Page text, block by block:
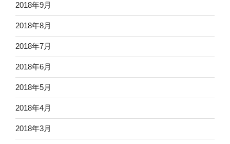
2018年9月
2018年8月
2018年7月
2018年6月
2018年5月
2018年4月
2018年3月